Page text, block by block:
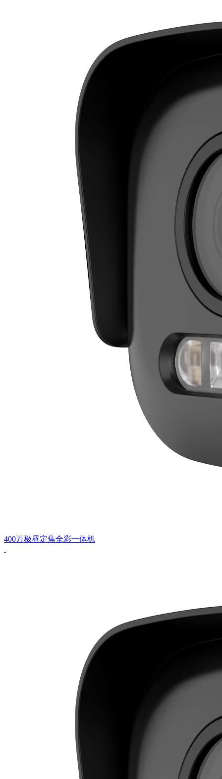
400万极昼定焦全彩一体机